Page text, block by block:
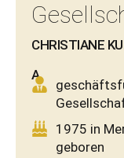
CHRISTIANE
A.
1975 in
geboren